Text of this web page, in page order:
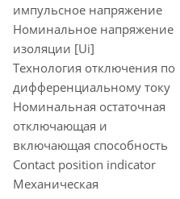
импульсное напряжение
Номинальное напряжение
изоляции [Ui]
Технология отключения по
дифференциальному току
Номинальная остаточная
отключающая и
включающая способность
Contact position indicator
Механическая